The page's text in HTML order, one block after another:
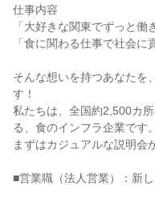
仕事内容
「大好きな関東でずっと働
「食に関わる仕事で社会に
そんな想いを持つあなたを
す！
私たちは、全国約2,500カ
る、食のインフラ企業です。
まずはカジュアルな説明会
■営業職（法人営業）：新